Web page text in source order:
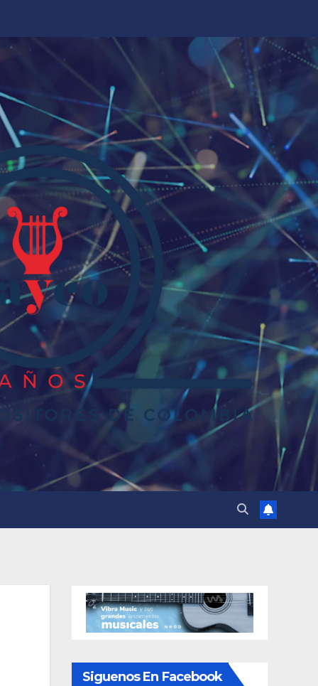
Siguenos En Facebook